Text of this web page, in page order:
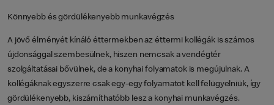
Könnyebb és gördülékenyebb munkavégzés
A jövő élményét kínáló éttermekben az éttermi kollégák is számos
újdonsággal szembesülnek, hiszen nemcsak a vendégtér
szolgáltatásai bővülnek, de a konyhai folyamatok is megújulnak. A
kollégáknak egyszerre csak egy-egy folyamatot kell felügyelniük, így
gördülékenyebb, kiszámíthatóbb lesz a konyhai munkavégzés.